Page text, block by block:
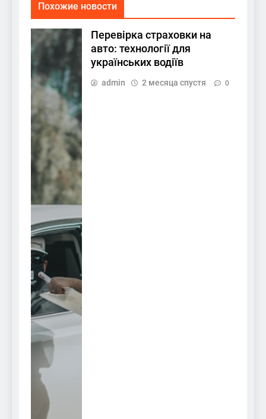
Похожие новости
Перевірка страховки на
авто: технології для
українських водіїв
admin 2 месяца спустя 0